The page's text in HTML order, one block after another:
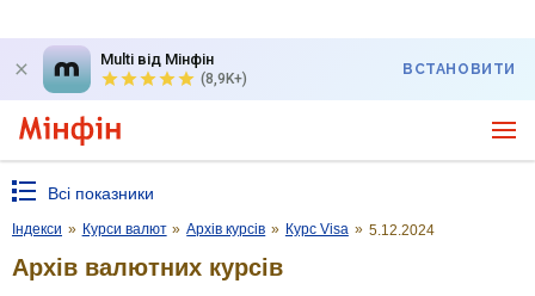
Multi від Мінфін
(8,9K+)
ВСТАНОВИТИ
Всі показники
Індекси » Курси валют » Архів курсів » Курс Visa » 5.12.2024
Архів валютних курсів